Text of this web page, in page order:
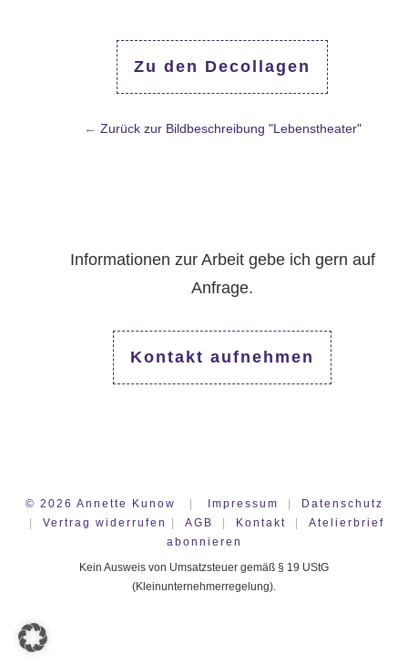
Zu den Decollagen
← Zurück zur Bildbeschreibung "Lebenstheater"
Informationen zur Arbeit gebe ich gern auf
Anfrage.
Kontakt aufnehmen
© 2026 Annette Kunow Impressum
Datenschutz
Vertrag widerrufen AGB Kontakt
Atelierbrief
abonnieren
Kein Ausweis von Umsatzsteuer gemäß § 19 UStG
(Kleinunternehmerregelung).